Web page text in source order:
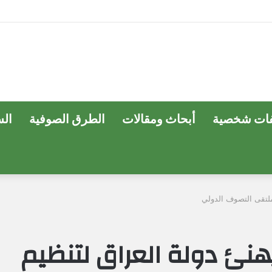
شخصية أبحاث ومقالات الطرق الصوفية
التصوف الدولي
دولة العراق لتنظيم